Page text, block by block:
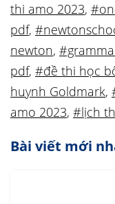
thi amo 2023,
pdf,
newton,
pdf, #đề thi học
huynh Goldmark,
amo 2023, #lịch
Bài viết mới